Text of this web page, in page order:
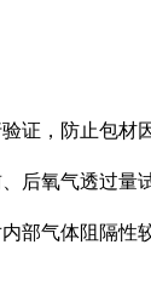
，防止包材
氧气透过量
气体阻隔性